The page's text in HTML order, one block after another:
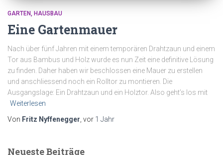
GARTEN HAUSBAU
Eine Gartenmauer
Nach über fünf Jahren mit einem temporären Drahtzaun und einem
Tor aus Bambus und Holz wurde es nun Zeit eine definitive Lösung
zu finden. Daher haben wir beschlossen eine Mauer zu erstellen
und anschliessend noch ein Rolltor zu montieren. Die
Ausgangslage: Ein Drahtzaun und ein Holztor. Also geht’s los mit
Weiterlesen
Von Fritz Nyffenegger , vor 1 Jahr
Neueste Beiträge